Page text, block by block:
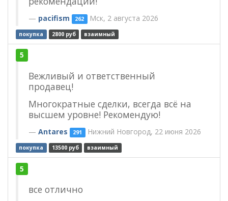
pacifism 262 Мск, 2 августа 2026
покупка 2800 руб взаимный
5
Вежливый и ответственный
продавец!
Многократные сделки, всегда всё на
высшем уровне! Рекомендую!
Antares 291 Нижний Новгород, 22 июня 2026
покупка 13500 руб взаимный
5
все отлично